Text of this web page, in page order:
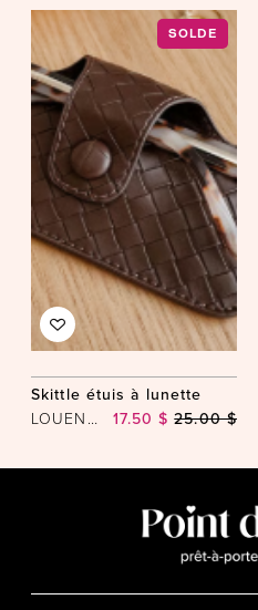
SOLDE
Skittle étuis à lunette
LOUENHIDE 17.50 $ 25.00 $